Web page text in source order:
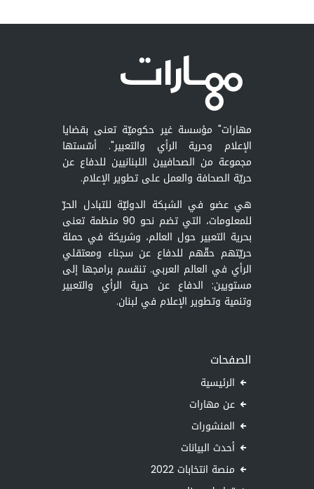
مهارات" مؤسسة غير حكوميّة تعنى بقضايا
الإعلام وحرية الرأي والتعبير". أسّستها
مجموعة من الصحافيين اللبنانيين للدفاع عن
حريّة الصحافة والعمل على تطوير الإعلام.
هي عضو في الشبكة الدوليّة للتبادل الحرّ
للمعلومات، التي تضم نحو 90 منظمة تعنى
بحرية التعبير حول العالم، وشريكة في حملة
حريّتهم حقّهم للدفاع عن سجناء ومعتقلي
الرأي في العالم العربي. تنقسم برامجها إلى
مستويين: الدفاع عن حرية الرأي والتعبير
وتنمية وتطوير الإعلام في لبنان.
الصفحات
الرئيسية
عن مهارات
المنشورات
أحدث البيانات
منصة انتخابات 2022